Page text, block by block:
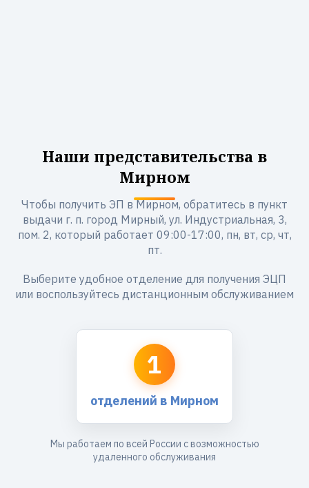
Наши представительства в
Мирном
Чтобы получить ЭП в Мирном, обратитесь в пункт
выдачи г. п. город Мирный, ул. Индустриальная, 3,
пом. 2, который работает 09:00-17:00, пн, вт, ср, чт,
пт.
Выберите удобное отделение для получения ЭЦП
или воспользуйтесь дистанционным обслуживанием
1
отделений в Мирном
Мы работаем по всей России с возможностью
удаленного обслуживания